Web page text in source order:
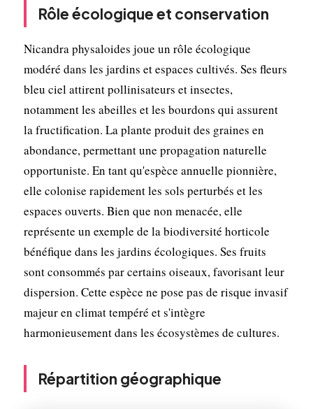
Rôle écologique et conservation
Nicandra physaloides joue un rôle écologique
modéré dans les jardins et espaces cultivés. Ses fleurs
bleu ciel attirent pollinisateurs et insectes,
notamment les abeilles et les bourdons qui assurent
la fructification. La plante produit des graines en
abondance, permettant une propagation naturelle
opportuniste. En tant qu'espèce annuelle pionnière,
elle colonise rapidement les sols perturbés et les
espaces ouverts. Bien que non menacée, elle
représente un exemple de la biodiversité horticole
bénéfique dans les jardins écologiques. Ses fruits
sont consommés par certains oiseaux, favorisant leur
dispersion. Cette espèce ne pose pas de risque invasif
majeur en climat tempéré et s'intègre
harmonieusement dans les écosystèmes de cultures.
Répartition géographique